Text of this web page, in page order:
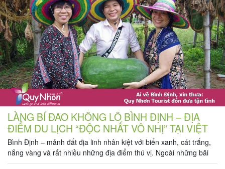
LÀNG BÍ ĐAO KHỔNG LỒ BÌNH ĐỊNH – ĐỊA
ĐIỂM DU LỊCH “ĐỘC NHẤT VÔ NHỊ” TẠI VIỆT
NAM
Bình Định – mảnh đất địa linh nhân kiệt với biển xanh, cát trắng,
nắng vàng và rất nhiều những địa điểm thú vị. Ngoài những bãi
biển thơ mộng, những hòn đảo ven bờ hoang sơ, các di tích tháp